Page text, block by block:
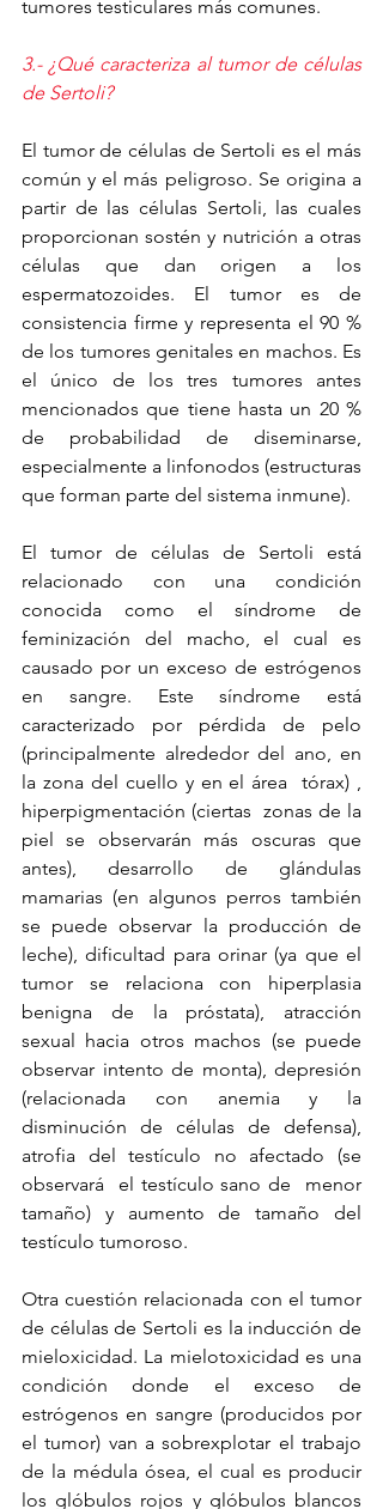
tumores testiculares más comunes.
3.- ¿Qué caracteriza al tumor de células
de Sertoli?
El tumor de células de Sertoli es el más
común y el más peligroso. Se origina a
partir de las células Sertoli, las cuales
proporcionan sostén y nutrición a otras
células que dan origen a los
espermatozoides. El tumor es de
consistencia firme y representa el 90 %
de los tumores genitales en machos. Es
el único de los tres tumores antes
mencionados que tiene hasta un 20 %
de probabilidad de diseminarse,
especialmente a linfonodos (estructuras
que forman parte del sistema inmune).
El tumor de células de Sertoli está
relacionado con una condición
conocida como el síndrome de
feminización del macho, el cual es
causado por un exceso de estrógenos
en sangre. Este síndrome está
caracterizado por pérdida de pelo
(principalmente alrededor del ano, en
la zona del cuello y en el área  tórax) ,
hiperpigmentación (ciertas  zonas de la
piel se observarán más oscuras que
antes), desarrollo de glándulas
mamarias (en algunos perros también
se puede observar la producción de
leche), dificultad para orinar (ya que el
tumor se relaciona con hiperplasia
benigna de la próstata), atracción
sexual hacia otros machos (se puede
observar intento de monta), depresión
(relacionada con anemia y la
disminución de células de defensa),
atrofia del testículo no afectado (se
observará  el testículo sano de  menor
tamaño) y aumento de tamaño del
testículo tumoroso.
Otra cuestión relacionada con el tumor
de células de Sertoli es la inducción de
mieloxicidad. La mielotoxicidad es una
condición donde el exceso de
estrógenos en sangre (producidos por
el tumor) van a sobrexplotar el trabajo
de la médula ósea, el cual es producir
los glóbulos rojos y glóbulos blancos